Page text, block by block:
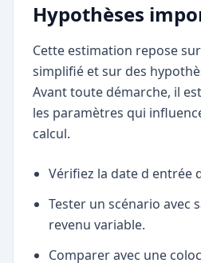
Hypothèses
Cette estimation repose
simplifié et sur des
Avant toute démarche, il
les paramètres qui
calcul.
Vérifiez la date d entrée
Tester un scénario avec
revenu variable.
Comparer avec une